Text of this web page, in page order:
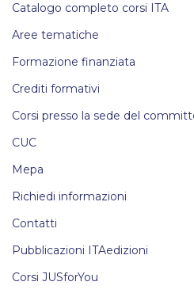
Catalogo completo corsi ITA
Aree tematiche
Formazione finanziata
Crediti formativi
Corsi presso la sede del
CUC
Mepa
Richiedi informazioni
Contatti
Pubblicazioni ITAedizioni
Corsi JUSforYou